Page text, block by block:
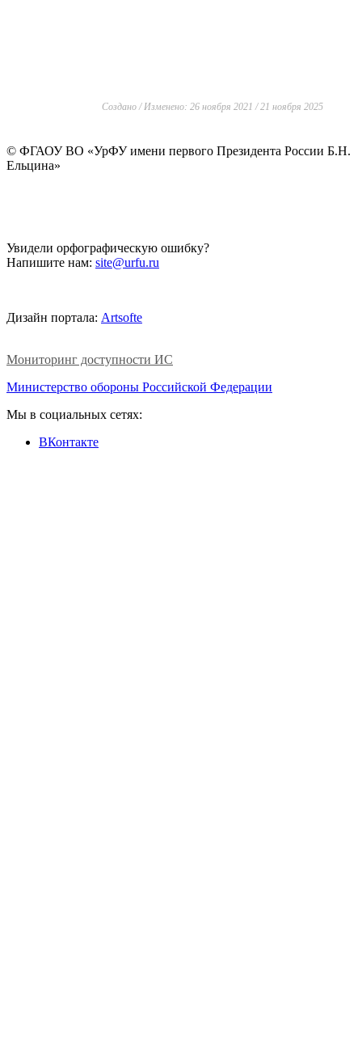
Создано / Изменено: 26 ноября 2021 / 21 ноября 2025
© ФГАОУ ВО «УрФУ имени первого Президента России Б.Н.
Ельцина»
Увидели орфографическую ошибку?
Напишите нам: site@urfu.ru
Дизайн портала: Artsofte
Мониторинг доступности ИС
Министерство обороны Российской Федерации
Мы в социальных сетях:
ВКонтакте